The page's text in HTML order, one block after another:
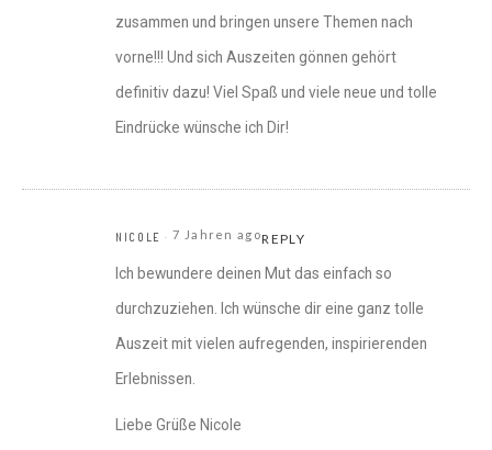
zusammen und bringen unsere Themen nach
vorne!!! Und sich Auszeiten gönnen gehört
definitiv dazu! Viel Spaß und viele neue und tolle
Eindrücke wünsche ich Dir!
NICOLE 7 Jahren agoREPLY
Ich bewundere deinen Mut das einfach so
durchzuziehen. Ich wünsche dir eine ganz tolle
Auszeit mit vielen aufregenden, inspirierenden
Erlebnissen.
Liebe Grüße Nicole